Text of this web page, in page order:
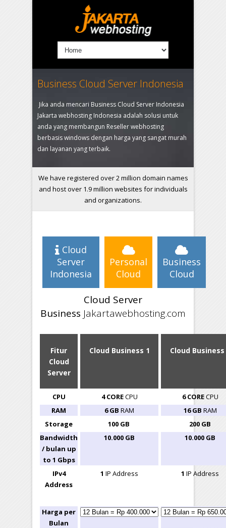
Business Cloud Server Indonesia
Jika anda mencari Business Cloud Server Indonesia
Jakarta webhosting Indonesia adalah solusi untuk
anda yang membangun Reseller webhosting
berbasis windows dengan harga yang sangat murah
dan layanan yang terbaik.
We have registered over 2 million domain names
and host over 1.9 million websites for individuals
and organizations.
Cloud
Server
Indonesia
Personal
Cloud
Business
Cloud
Cloud Server
Business Jakartawebhosting.com
Fitur
Cloud
Server
Cloud Business 1 Cloud Business
CPU 4 CORECPU 6 CORECPU
RAM
6 GB RAM 16 GB RAM
Storage
100 GB
200 GB
Bandwidth
/ bulan up
to 1 Gbps
10.000 GB 10.000 GB
IPv4
Address
1 IP Address 1 IP Address
Harga per
Bulan